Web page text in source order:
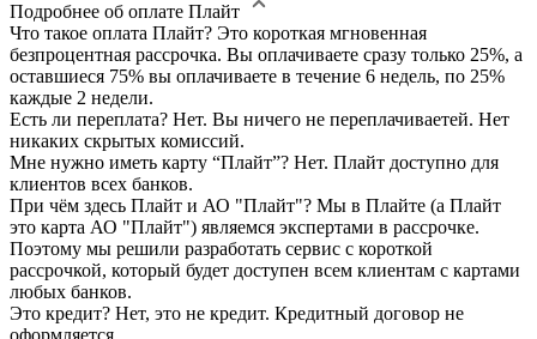
Подробнее об оплате Плайт
Что такое оплата Плайт? Это короткая мгновенная
безпроцентная рассрочка. Вы оплачиваете сразу только 25%, а
оставшиеся 75% вы оплачиваете в течение 6 недель, по 25%
каждые 2 недели.
Есть ли переплата? Нет. Вы ничего не переплачиваетей. Нет
никаких скрытых комиссий.
Мне нужно иметь карту “Плайт”? Нет. Плайт доступно для
клиентов всех банков.
При чём здесь Плайт и АО "Плайт"? Мы в Плайте (а Плайт
это карта АО "Плайт") являемся экспертами в рассрочке.
Поэтому мы решили разработать сервис с короткой
рассрочкой, который будет доступен всем клиентам с картами
любых банков.
Это кредит? Нет, это не кредит. Кредитный договор не